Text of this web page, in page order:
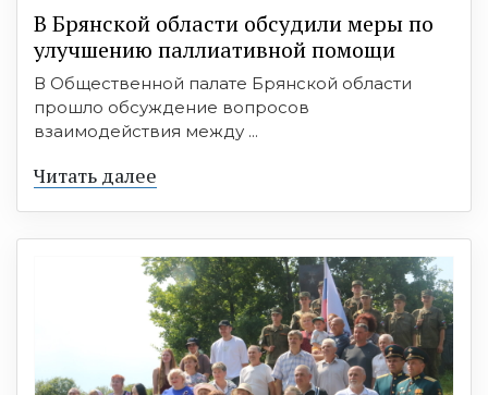
В Брянской области обсудили меры по
улучшению паллиативной помощи
В Общественной палате Брянской области
прошло обсуждение вопросов
взаимодействия между ...
Читать далее